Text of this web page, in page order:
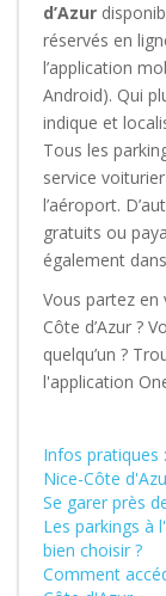
d’Azur
réservés en
l’application
Android). Qui
indique et
Tous les
service
l’aéroport.
gratuits ou
également
Vous partez en
Côte d’Azur ?
quelqu’un ?
l'application
Infos pratiques
Nice-Côte
Se garer près
Les parkings à
bien choisir ?
Comment